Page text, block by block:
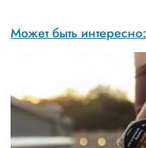
Может быть интересно: